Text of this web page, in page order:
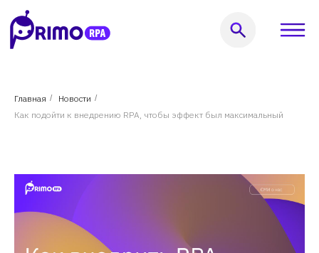
Главная / Новости /
Как подойти к внедрению RPA, чтобы эффект был максимальный